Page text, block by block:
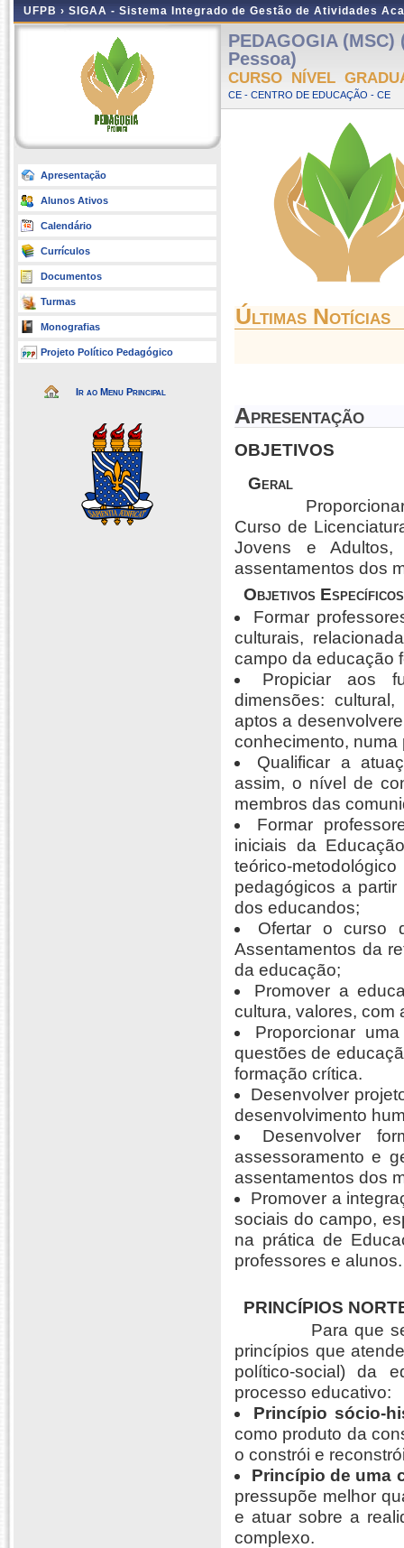
UFPB › SIGAA - Sistema Integrado de Gestão de Atividades
Apresentação
Alunos Ativos
Calendário
Currículos
Documentos
Turmas
Monografias
Projeto Político Pedagógico
Ir ao Menu Principal
PEDAGOGIA
Pessoa)
CURSO NÍVEL
CE - CENTRO DE EDUCAÇÃO - CE
Últimas Notícias
Apresentação
OBJETIVOS
Geral
Proporcionar a
Curso de
Jovens e
assentamentos dos
Objetivos Específicos
Formar
culturais,
campo da educação
Propiciar aos
dimensões:
aptos a
conhecimento,
Qualificar a
assim, o nível de
membros das
Formar
iniciais da
teórico-
pedagógicos a
dos educandos;
Ofertar o curso
Assentamentos da
da educação;
Promover a
cultura, valores, com
Proporcionar
questões de
formação crítica.
Desenvolver
desenvolvimento
Desenvolver
assessoramento e
assentamentos dos
Promover a
sociais do campo,
na prática de
professores e alunos.
PRINCÍPIOS
Para que se
princípios que
político-social) da
processo educativo:
Princípio sócio-
como produto da
o constrói e
Princípio de uma
pressupõe melhor
e atuar sobre a
complexo.